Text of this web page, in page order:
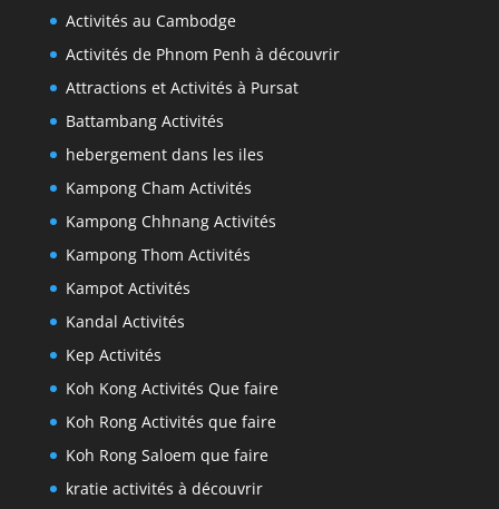
Activités au Cambodge
Activités de Phnom Penh à découvrir
Attractions et Activités à Pursat
Battambang Activités
hebergement dans les iles
Kampong Cham Activités
Kampong Chhnang Activités
Kampong Thom Activités
Kampot Activités
Kandal Activités
Kep Activités
Koh Kong Activités Que faire
Koh Rong Activités que faire
Koh Rong Saloem que faire
kratie activités à découvrir